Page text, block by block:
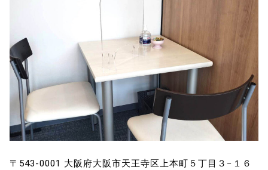
〒543-0001 大阪府大阪市天王寺区上本町５丁目３−１６